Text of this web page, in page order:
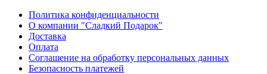
Политика конфиденциальности
О компании "Сладкий Подарок"
Доставка
Оплата
Соглашение на обработку персональных данных
Безопасность платежей